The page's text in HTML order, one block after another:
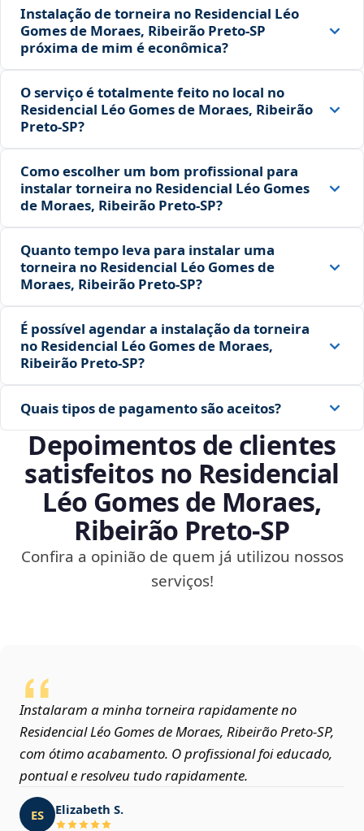
Instalação de torneira no Residencial Léo
Gomes de Moraes, Ribeirão Preto‑SP
próxima de mim é econômica?
O serviço é totalmente feito no local no
Residencial Léo Gomes de Moraes, Ribeirão
Preto‑SP?
Como escolher um bom profissional para
instalar torneira no Residencial Léo Gomes
de Moraes, Ribeirão Preto‑SP?
Quanto tempo leva para instalar uma
torneira no Residencial Léo Gomes de
Moraes, Ribeirão Preto‑SP?
É possível agendar a instalação da torneira
no Residencial Léo Gomes de Moraes,
Ribeirão Preto‑SP?
Quais tipos de pagamento são aceitos?
Depoimentos de clientes
satisfeitos no Residencial
Léo Gomes de Moraes,
Ribeirão Preto‑SP
Confira a opinião de quem já utilizou nossos
serviços!
Instalaram a minha torneira rapidamente no
Residencial Léo Gomes de Moraes, Ribeirão Preto‑SP,
com ótimo acabamento. O profissional foi educado,
pontual e resolveu tudo rapidamente.
ES Elizabeth S.